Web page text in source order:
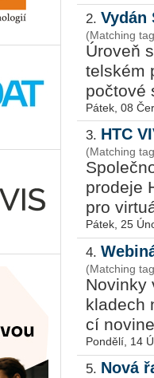
2. Vydán
(Matching
Úroveň
tel­ském
po­čto­vé
Pátek, 08
3. HTC
(Matching
pro­de­je
pro
Pátek, 25
4.
(Matching
No­vin­ky
kla­dech
cí
Pondělí, 14
5. Nová